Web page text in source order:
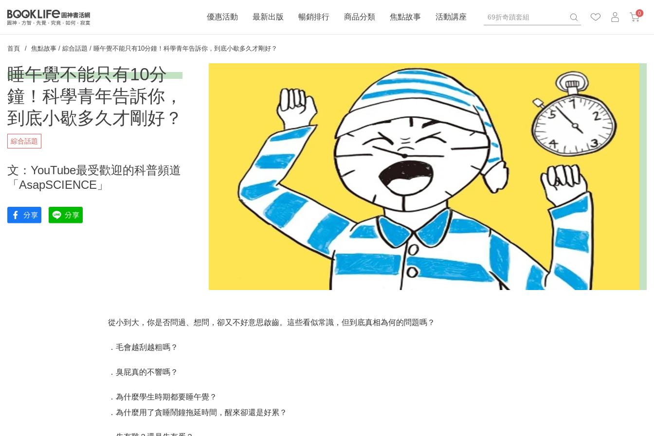
0
優惠活動 最新出版 暢銷排行 商品分類 焦點故事 活動講座
首頁 焦點故事 / 綜合話題 / 睡午覺不能只有10分鐘！科學青年告訴你，到底小歇多久才剛好？
睡午覺不能只有10分
鐘！科學青年告訴你，
到底小歇多久才剛好？
綜合話題
文：YouTube最受歡迎的科普頻道
「AsapSCIENCE」
從小到大，你是否問過、想問，卻又不好意思啟齒。這些看似常識，但到底真相為何的問題嗎？
． 毛會越刮越粗嗎？
． 臭屁真的不響嗎？
．為什麼學生時期都要睡午覺？
． 為什麼用了貪睡鬧鐘拖延時間，醒來卻還是好累？